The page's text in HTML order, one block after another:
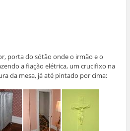
porta do sótão onde o irmão e o
a fiação elétrica, um crucifixo na
da mesa, já até pintado por cima: